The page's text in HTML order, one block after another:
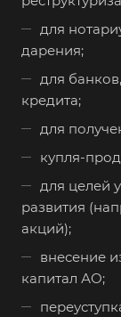
для
дарения;
для
кредита;
для
купля-
для целей
развития
акций);
внесение
капитал АО;